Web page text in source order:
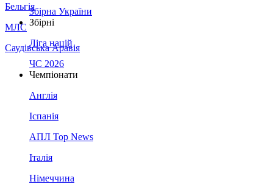
Бельгія
МЛС
Саудівська Аравія
Збірна України
Збірні
Ліга націй
ЧС 2026
Чемпіонати
Англія
Іспанія
АПЛ Top News
Італія
Німеччина